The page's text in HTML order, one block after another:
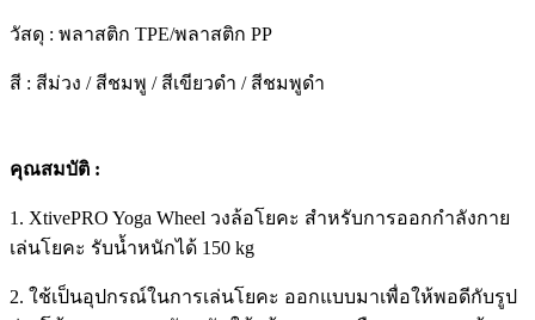
วัสดุ : พลาสติก TPE/พลาสติก PP
สี : สีม่วง / สีชมพู / สีเขียวดำ / สีชมพูดำ
คุณสมบัติ :
1. XtivePRO Yoga Wheel วงล้อโยคะ สำหรับการออกกำลังกาย
เล่นโยคะ รับน้ำหนักได้ 150 kg
2. ใช้เป็นอุปกรณ์ในการเล่นโยคะ ออกแบบมาเพื่อให้พอดีกับรูป